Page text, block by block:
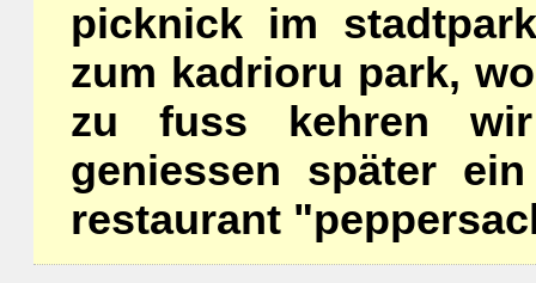
picknick im
zum kadrioru park,
zu fuss kehren
geniessen später
restaurant